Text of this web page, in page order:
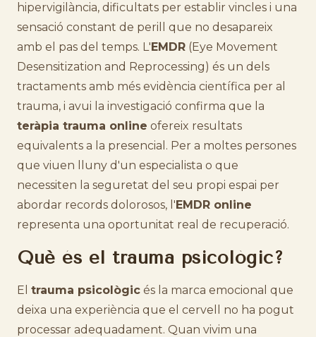
hipervigilància, dificultats per establir vincles i una
sensació constant de perill que no desapareix
amb el pas del temps. L'EMDR (Eye Movement
Desensitization and Reprocessing) és un dels
tractaments amb més evidència científica per al
trauma, i avui la investigació confirma que la
teràpia trauma online ofereix resultats
equivalents a la presencial. Per a moltes persones
que viuen lluny d'un especialista o que
necessiten la seguretat del seu propi espai per
abordar records dolorosos, l'EMDR online
representa una oportunitat real de recuperació.
Què és el trauma psicològic?
El trauma psicològic és la marca emocional que
deixa una experiència que el cervell no ha pogut
processar adequadament. Quan vivim una